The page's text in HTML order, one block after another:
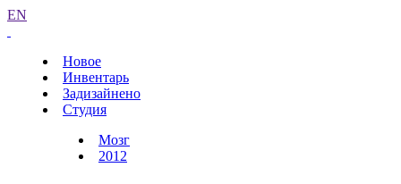
EN
Новое
Инвентарь
Задизайнено
Студия
Мозг
2012